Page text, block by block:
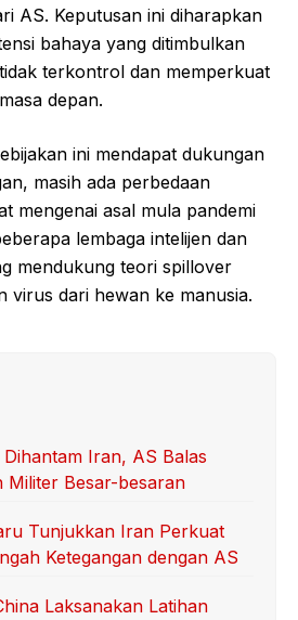
AS. Keputusan ini diharapkan
bahaya yang ditimbulkan
terkontrol dan memperkuat
depan.
ini mendapat dukungan
masih ada perbedaan
mengenai asal mula pandemi
lembaga intelijen dan
mendukung teori spillover
virus dari hewan ke manusia.
Iran, AS Balas
Militer Besar-besaran
Tunjukkan Iran Perkuat
Ketegangan dengan AS
Laksanakan Latihan